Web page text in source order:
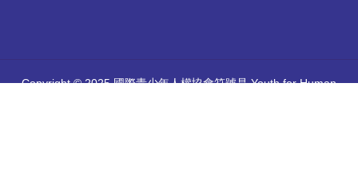
Copyright © 2025 國際青少年人權協會符號是 Youth for Human